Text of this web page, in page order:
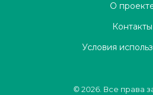
О
Контакты
Условия
© 2026. Все права